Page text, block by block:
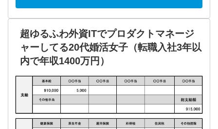
超ゆるふわ外資ITでプロダクトマネージ
ャーしてる20代婚活女子（転職入社3年以
内で年収1400万円）